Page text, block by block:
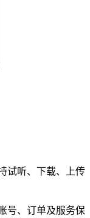
试听、下载、上传
号、订单及服务保